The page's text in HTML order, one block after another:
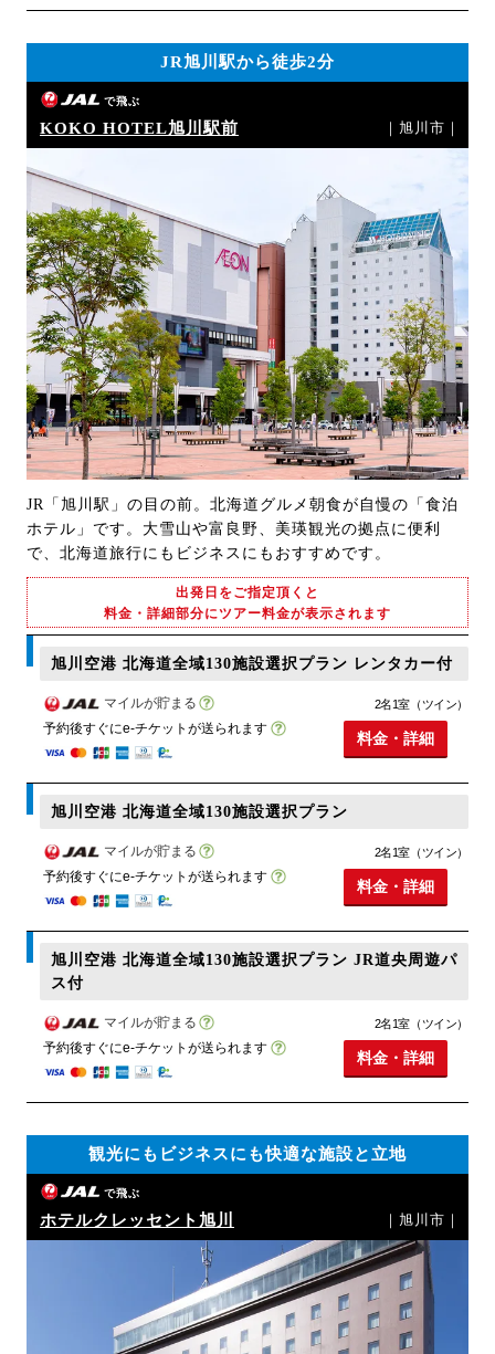
JR旭川駅から徒歩2分
で飛ぶ
KOKO HOTEL旭川駅前 ｜旭川市｜
JR「旭川駅」の目の前。北海道グルメ朝食が自慢の「食泊
ホテル」です。大雪山や富良野、美瑛観光の拠点に便利
で、北海道旅行にもビジネスにもおすすめです。
出発日をご指定頂くと
料金・詳細部分にツアー料金が表示されます
旭川空港 北海道全域130施設選択プラン レンタカー付
マイルが貯まる
予約後すぐにe-チケットが送られます
2名1室（ツイン）
料金・詳細
旭川空港 北海道全域130施設選択プラン
マイルが貯まる
予約後すぐにe-チケットが送られます
2名1室（ツイン）
料金・詳細
旭川空港 北海道全域130施設選択プラン JR道央周遊パ
ス付
マイルが貯まる
予約後すぐにe-チケットが送られます
2名1室（ツイン）
料金・詳細
観光にもビジネスにも快適な施設と立地
で飛ぶ
ホテルクレッセント旭川 ｜旭川市｜